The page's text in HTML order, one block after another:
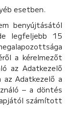
esetben.
benyújtásától
legfeljebb 15
a kérelmezőt
az Adatkezelő
Adatkezelő a
– a döntés
számított